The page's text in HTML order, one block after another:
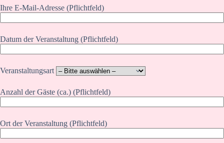
Ihre E-Mail-Adresse (Pflichtfeld)
Datum der Veranstaltung (Pflichtfeld)
Veranstaltungsart
Anzahl der Gäste (ca.) (Pflichtfeld)
Ort der Veranstaltung (Pflichtfeld)